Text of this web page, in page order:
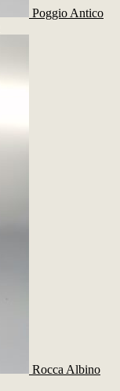
Poggio Antico
Rocca Albino